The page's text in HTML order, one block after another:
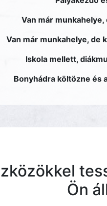
Van már
Van már munkahelye, de
Iskola mellett,
Bonyhádra költözne és
Ön